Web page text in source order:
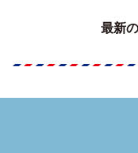
最新